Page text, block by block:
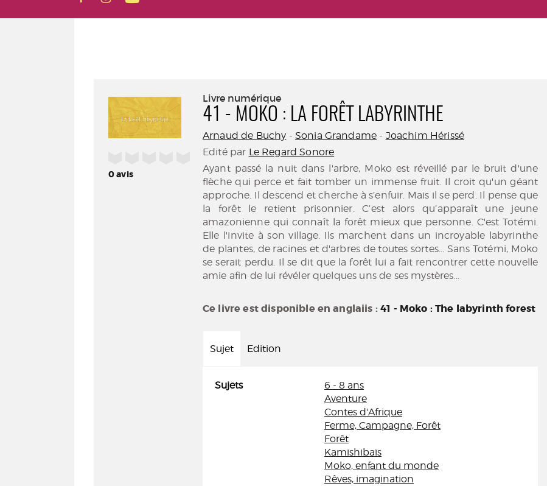
0avis
Livre numérique
41 - MOKO : LA FORÊT LABYRINTHE
Arnaud de Buchy - Sonia Grandame - Joachim Hérissé
Edité par Le Regard Sonore
Ayant passé la nuit dans l'arbre, Moko est réveillé par le bruit d'une
flèche qui perce et fait tomber un immense fruit. Il croit qu'un géant
approche. Il descend et cherche à s’enfuir. Mais il se perd. Il pense que
la forêt le retient prisonnier. C’est alors qu’apparaît une jeune
amazonienne qui connaît la forêt mieux que personne. C'est Totémi.
Elle l'invite à son village. Ils marchent dans un incroyable labyrinthe
de plantes, de racines et d'arbres de toutes sortes... Sans Totémi, Moko
se serait perdu. Il se dit que la forêt lui a fait rencontrer cette nouvelle
amie afin de lui révéler quelques uns de ses mystères...
Ce livre est disponible en anglaiis :41 - Moko : The labyrinth forest
Sujet Edition
Sujets
6 - 8 ans
Aventure
Contes d'Afrique
Ferme, Campagne, Forêt
Forêt
Kamishibaïs
Moko, enfant du monde
Rêves, imagination